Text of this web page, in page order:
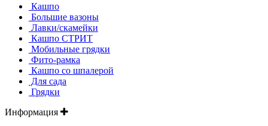
Кашпо
Большие вазоны
Лавки/скамейки
Кашпо СТРИТ
Мобильные грядки
Фито-рамка
Кашпо со шпалерой
Для сада
Грядки
Информация